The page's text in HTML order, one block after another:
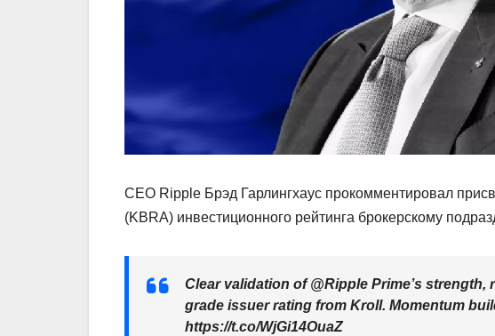
CEO Ripple Брэд Гарлингхаус прокомментировал
(KBRA) инвестиционного рейтинга брокерскому
Clear validation of @Ripple Prime’s
grade issuer rating from Kroll. Momentum
https://t.co/WjGi14OuaZ